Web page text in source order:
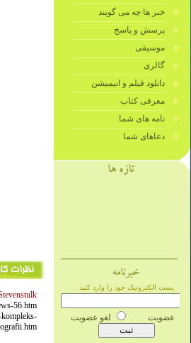
56.htm
خبر ها چه می گویند
پرسش و پاسخ
موسیقی
گالری
دانلود فیلم و انیمیشن
معرفی کتاب
نامه های شما
دعاهای شما